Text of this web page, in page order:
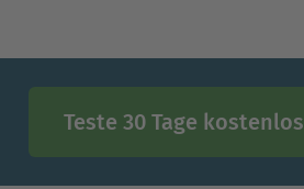
Teste 30 Tage kostenlos